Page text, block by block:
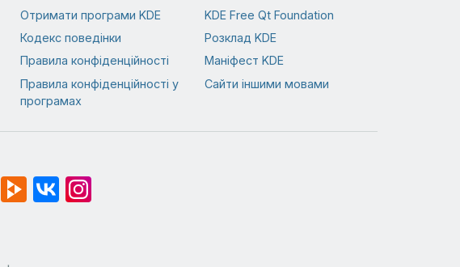
Отримати програми KDE
Кодекс поведінки
Правила конфіденційності
Правила конфіденційності у
програмах
KDE Free Qt Foundation
Розклад KDE
Маніфест KDE
Сайти іншими мовами